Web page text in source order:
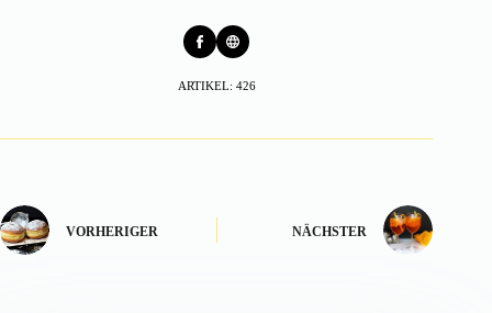
ARTIKEL: 426
VORHERIGER NÄCHSTER